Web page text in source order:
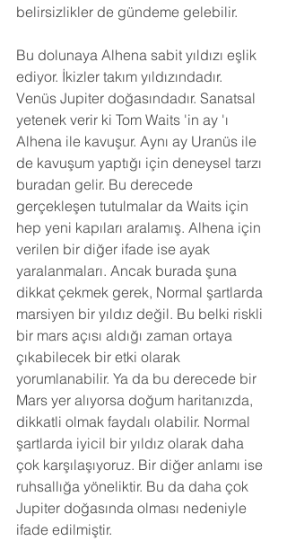
belirsizlikler de gündeme gelebilir.
Bu dolunaya Alhena sabit yıldızı eşlik
ediyor. İkizler takım yıldızındadır.
Venüs Jupiter doğasındadır. Sanatsal
yetenek verir ki Tom Waits 'in ay 'ı
Alhena ile kavuşur. Aynı ay Uranüs ile
de kavuşum yaptığı için deneysel tarzı
buradan gelir. Bu derecede
gerçekleşen tutulmalar da Waits için
hep yeni kapıları aralamış. Alhena için
verilen bir diğer ifade ise ayak
yaralanmaları. Ancak burada şuna
dikkat çekmek gerek, Normal şartlarda
marsiyen bir yıldız değil. Bu belki riskli
bir mars açısı aldığı zaman ortaya
çıkabilecek bir etki olarak
yorumlanabilir. Ya da bu derecede bir
Mars yer alıyorsa doğum haritanızda,
dikkatli olmak faydalı olabilir. Normal
şartlarda iyicil bir yıldız olarak daha
çok karşılaşıyoruz. Bir diğer anlamı ise
ruhsallığa yöneliktir. Bu da daha çok
Jupiter doğasında olması nedeniyle
ifade edilmiştir.